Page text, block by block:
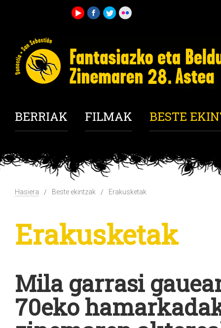
BERRIAK FILMAK BESTE
Hasiera Beste ekintzak Erakusketak
Erakusketak
Mila garrasi
70eko